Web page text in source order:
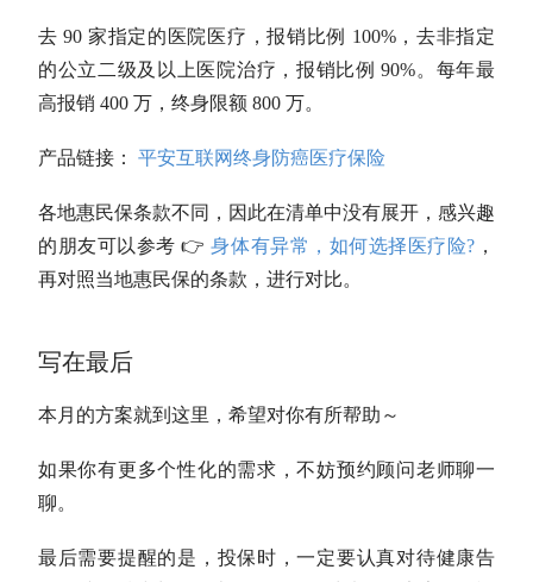
去 90 家指定的医院医疗，报销比例 100%，去非指定
的公立二级及以上医院治疗，报销比例 90%。每年最
高报销 400 万，终身限额 800 万。
产品链接： 平安互联网终身防癌医疗保险
各地惠民保条款不同，因此在清单中没有展开，感兴趣
的朋友可以参考 👉身体有异常，如何选择医疗险? ，
再对照当地惠民保的条款，进行对比。
写在最后
本月的方案就到这里，希望对你有所帮助～
如果你有更多个性化的需求，不妨预约顾问老师聊一
聊。
最后需要提醒的是，投保时，一定要认真对待健康告